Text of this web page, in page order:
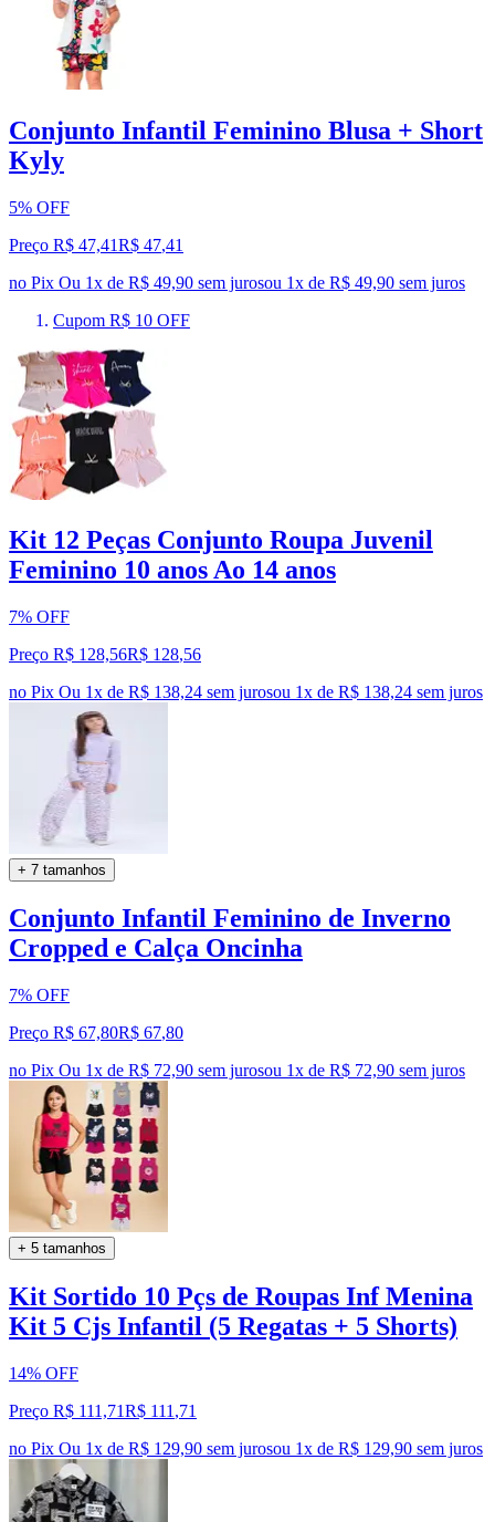
Conjunto Infantil Feminino Blusa + Short
Kyly
5% OFF
Preço R$ 47,41R$ 47,41
no Pix Ou 1x de R$ 49,90 sem jurosou 1x de R$ 49,90 sem juros
Cupom R$ 10 OFF
Kit 12 Peças Conjunto Roupa Juvenil
Feminino 10 anos Ao 14 anos
7% OFF
Preço R$ 128,56R$ 128,56
no Pix Ou 1x de R$ 138,24 sem jurosou 1x de R$ 138,24 sem juros
+ 7 tamanhos
Conjunto Infantil Feminino de Inverno
Cropped e Calça Oncinha
7% OFF
Preço R$ 67,80R$ 67,80
no Pix Ou 1x de R$ 72,90 sem jurosou 1x de R$ 72,90 sem juros
+ 5 tamanhos
Kit Sortido 10 Pçs de Roupas Inf Menina
Kit 5 Cjs Infantil (5 Regatas + 5 Shorts)
14% OFF
Preço R$ 111,71R$ 111 ,71
no Pix Ou 1x de R$ 129,90 sem jurosou 1x de R$ 129,90 sem juros